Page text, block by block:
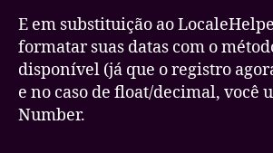
E em substituição ao
formatar suas datas com o
disponível (já que o registro
e no caso de float/decimal, você
Number.